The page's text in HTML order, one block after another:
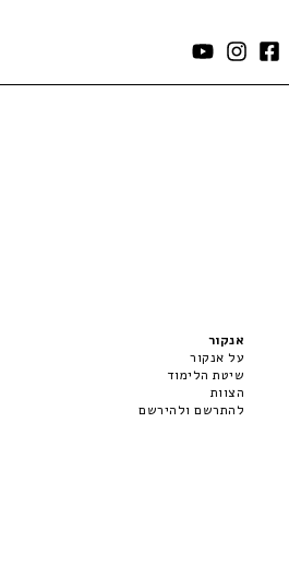
אנקור
על אנקור
שיטת הלימוד
הצוות
להתרשם ולהירשם